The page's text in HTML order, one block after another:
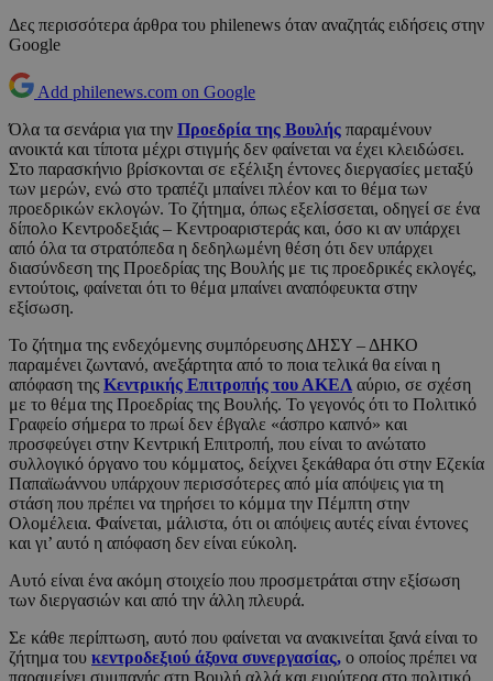
Δες περισσότερα άρθρα του philenews όταν αναζητάς ειδήσεις στην
Google
Add philenews.com on Google
Όλα τα σενάρια για την Προεδρία της Βουλής παραμένουν
ανοικτά και τίποτα μέχρι στιγμής δεν φαίνεται να έχει κλειδώσει.
Στο παρασκήνιο βρίσκονται σε εξέλιξη έντονες διεργασίες μεταξύ
των μερών, ενώ στο τραπέζι μπαίνει πλέον και το θέμα των
προεδρικών εκλογών. Το ζήτημα, όπως εξελίσσεται, οδηγεί σε ένα
δίπολο Κεντροδεξιάς – Κεντροαριστεράς και, όσο κι αν υπάρχει
από όλα τα στρατόπεδα η δεδηλωμένη θέση ότι δεν υπάρχει
διασύνδεση της Προεδρίας της Βουλής με τις προεδρικές εκλογές,
εντούτοις, φαίνεται ότι το θέμα μπαίνει αναπόφευκτα στην
εξίσωση.
Το ζήτημα της ενδεχόμενης συμπόρευσης ΔΗΣΥ – ΔΗΚΟ
παραμένει ζωντανό, ανεξάρτητα από το ποια τελικά θα είναι η
απόφαση της Κεντρικής Επιτροπής του ΑΚΕΛ αύριο, σε σχέση
με το θέμα της Προεδρίας της Βουλής. Το γεγονός ότι το Πολιτικό
Γραφείο σήμερα το πρωί δεν έβγαλε «άσπρο καπνό» και
προσφεύγει στην Κεντρική Επιτροπή, που είναι το ανώτατο
συλλογικό όργανο του κόμματος, δείχνει ξεκάθαρα ότι στην Εζεκία
Παπαϊωάννου υπάρχουν περισσότερες από μία απόψεις για τη
στάση που πρέπει να τηρήσει το κόμμα την Πέμπτη στην
Ολομέλεια. Φαίνεται, μάλιστα, ότι οι απόψεις αυτές είναι έντονες
και γι’ αυτό η απόφαση δεν είναι εύκολη.
Αυτό είναι ένα ακόμη στοιχείο που προσμετράται στην εξίσωση
των διεργασιών και από την άλλη πλευρά.
Σε κάθε περίπτωση, αυτό που φαίνεται να ανακινείται ξανά είναι το
ζήτημα του κεντροδεξιού άξονα συνεργασίας, ο οποίος πρέπει να
παραμείνει συμπαγής στη Βουλή αλλά και ευρύτερα στο πολιτικό